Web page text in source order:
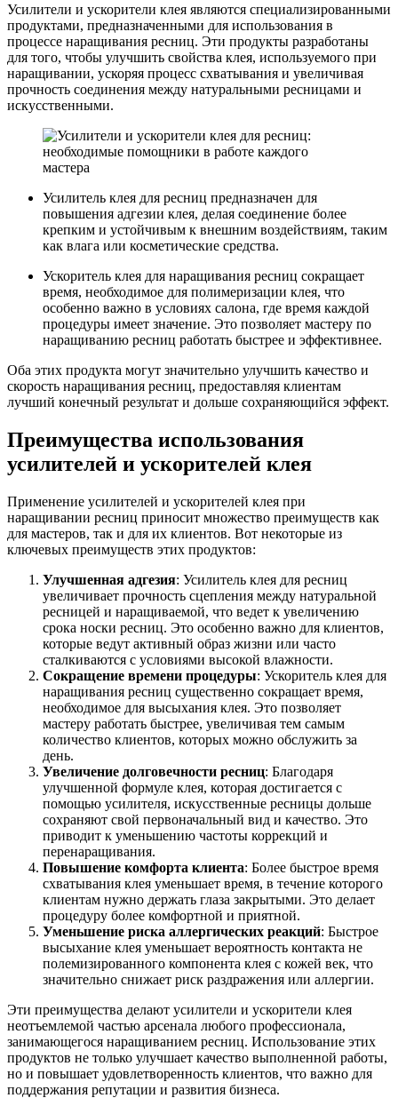
Усилители и ускорители клея являются специализированными
продуктами, предназначенными для использования в
процессе наращивания ресниц. Эти продукты разработаны
для того, чтобы улучшить свойства клея, используемого при
наращивании, ускоряя процесс схватывания и увеличивая
прочность соединения между натуральными ресницами и
искусственными.
Усилитель клея для ресниц предназначен для
повышения адгезии клея, делая соединение более
крепким и устойчивым к внешним воздействиям, таким
как влага или косметические средства.
Ускоритель клея для наращивания ресниц сокращает
время, необходимое для полимеризации клея, что
особенно важно в условиях салона, где время каждой
процедуры имеет значение. Это позволяет мастеру по
наращиванию ресниц работать быстрее и эффективнее.
Оба этих продукта могут значительно улучшить качество и
скорость наращивания ресниц, предоставляя клиентам
лучший конечный результат и дольше сохраняющийся эффект.
Преимущества использования
усилителей и ускорителей клея
Применение усилителей и ускорителей клея при
наращивании ресниц приносит множество преимуществ как
для мастеров, так и для их клиентов. Вот некоторые из
ключевых преимуществ этих продуктов:
Улучшенная адгезия: Усилитель клея для ресниц
увеличивает прочность сцепления между натуральной
ресницей и наращиваемой, что ведет к увеличению
срока носки ресниц. Это особенно важно для клиентов,
которые ведут активный образ жизни или часто
сталкиваются с условиями высокой влажности.
Сокращение времени процедуры: Ускоритель клея для
наращивания ресниц существенно сокращает время,
необходимое для высыхания клея. Это позволяет
мастеру работать быстрее, увеличивая тем самым
количество клиентов, которых можно обслужить за
день.
Увеличение долговечности ресниц: Благодаря
улучшенной формуле клея, которая достигается с
помощью усилителя, искусственные ресницы дольше
сохраняют свой первоначальный вид и качество. Это
приводит к уменьшению частоты коррекций и
перенаращивания.
Повышение комфорта клиента: Более быстрое время
схватывания клея уменьшает время, в течение которого
клиентам нужно держать глаза закрытыми. Это делает
процедуру более комфортной и приятной.
Уменьшение риска аллергических реакций: Быстрое
высыхание клея уменьшает вероятность контакта не
полемизированного компонента клея с кожей век, что
значительно снижает риск раздражения или аллергии.
Эти преимущества делают усилители и ускорители клея
неотъемлемой частью арсенала любого профессионала,
занимающегося наращиванием ресниц. Использование этих
продуктов не только улучшает качество выполненной работы,
но и повышает удовлетворенность клиентов, что важно для
поддержания репутации и развития бизнеса.